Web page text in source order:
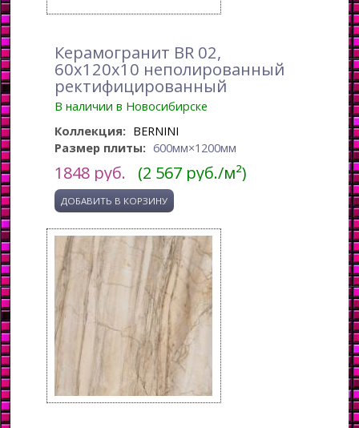
Керамогранит BR 02,
60x120x10 неполированный
ректифицированный
В наличии в Новосибирске
Коллекция: BERNINI
Размер плиты: 600мм×1200мм
1848 руб. (2 567 руб./м²)